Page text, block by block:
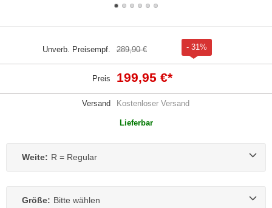
Unverb. Preisempf. 289,90 € - 31%
Preis 199,95 €*
Versand Kostenloser Versand
Lieferbar
Weite: R = Regular
Größe: Bitte wählen